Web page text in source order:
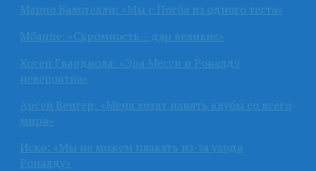
Марио Балотелли: «Мы с Погба из одного теста»
Мбаппе: «Скромность – дар великих»
Хосеп Гвардиола: «Эра Месси и Роналду
невероятна»
Арсен Венгер: «Меня хотят нанять клубы со всего
мира»
Иско: «Мы не можем плакать из-за ухода
Роналду»